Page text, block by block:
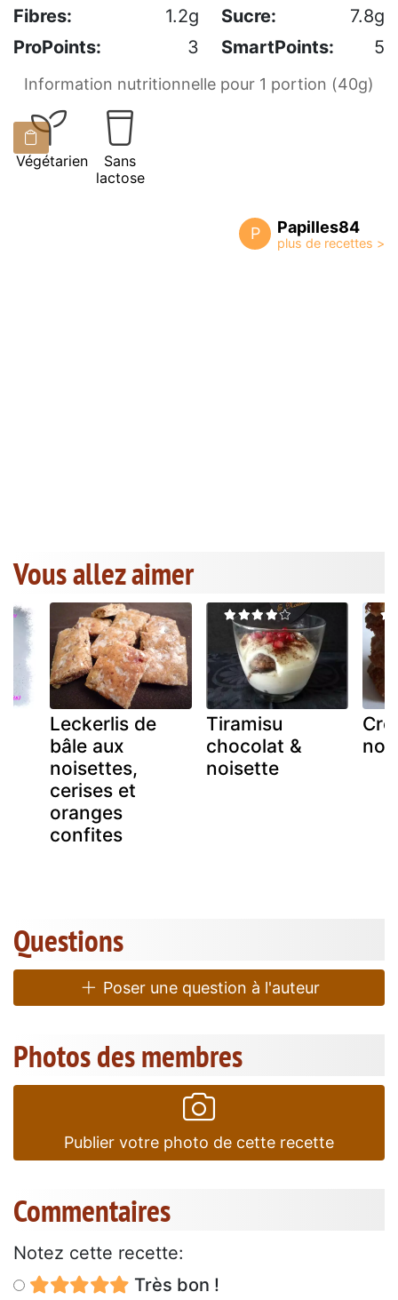
Fibres:
1.2g Sucre:
7.8g
ProPoints:
3 SmartPoints: 5
Information nutritionnelle pour 1 portion (40g)
Végétarien
Sans
lactose
P Papilles84
Vous allez aimer
Leckerlis de
bâle aux
noisettes,
cerises et
oranges
confites
Tiramisu
chocolat &
noisette
Questions
Poser une question à l'auteur
Photos des membres
Publier votre photo de cette recette
Commentaires
Notez cette recette:
Très bon !